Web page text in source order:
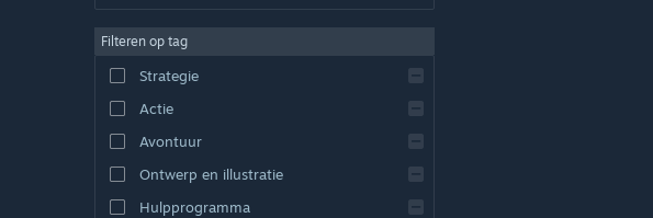
Filteren op tag
Strategie
Actie
Avontuur
Ontwerp en illustratie
Hulpprogramma